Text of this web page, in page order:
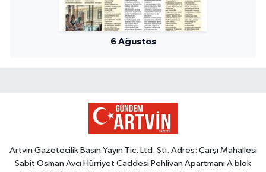
6 Ağustos
Artvin Gazetecilik Basın Yayın Tic. Ltd. Şti. Adres: Çarşı Mahallesi
Sabit Osman Avcı Hürriyet Caddesi Pehlivan Apartmanı A blok